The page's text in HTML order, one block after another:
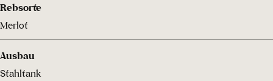
Rebsorte
Merlot
Ausbau
Stahltank